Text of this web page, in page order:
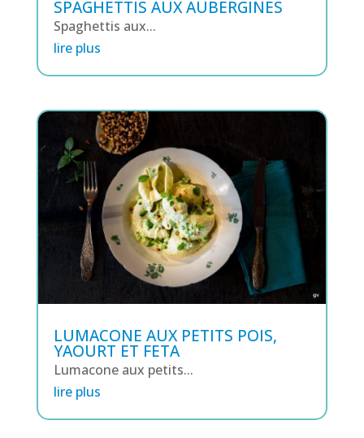
SPAGHETTIS AUX AUBERGINES
Spaghettis aux...
lire plus
LUMACONE AUX PETITS POIS,
YAOURT ET FETA
Lumacone aux petits...
lire plus